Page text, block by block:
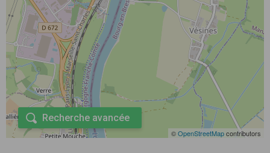
©OpenStreetMapcontributors
Recherche avancée